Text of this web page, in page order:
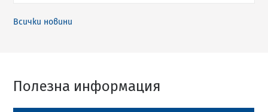
Всички новини
Полезна информация